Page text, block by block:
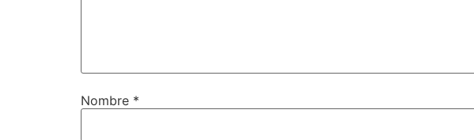
Nombre *